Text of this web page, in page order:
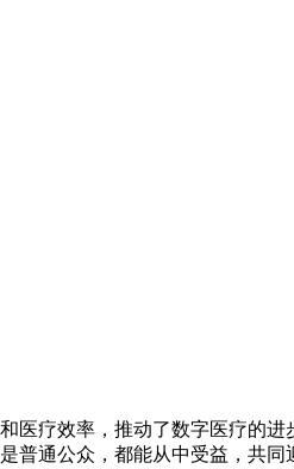
疗效率，推动了数字医疗的
通公众，都能从中受益，共同